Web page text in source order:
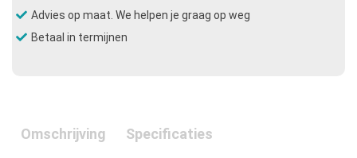
Advies op maat. We helpen je graag op weg
Betaal in termijnen
Omschrijving Specificaties